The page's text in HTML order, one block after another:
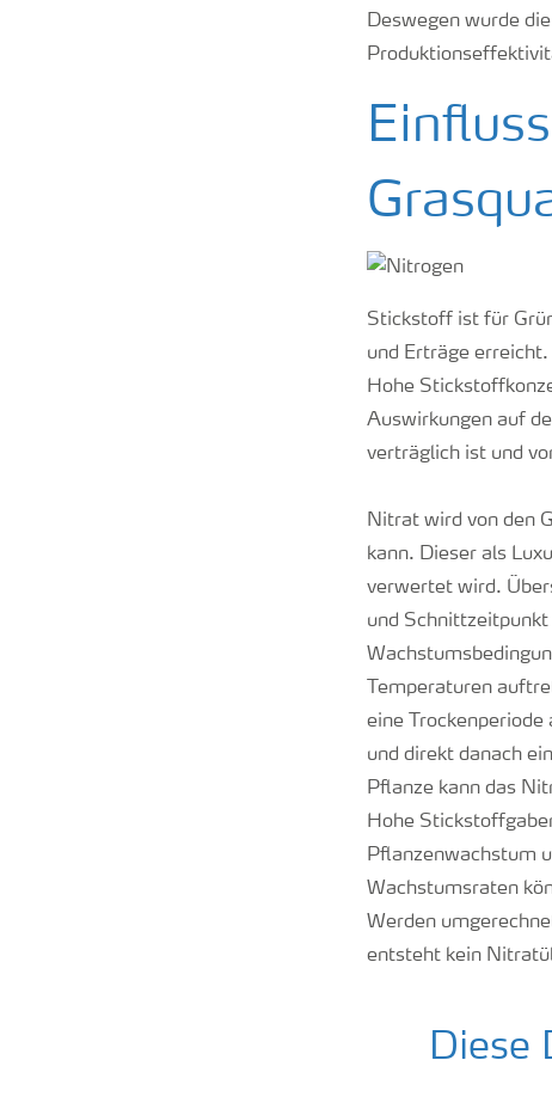
Deswegen wurde
Stickstoff ist für
und Erträge
Hohe
Auswirkungen auf
verträglich ist und
Nitrat wird von den
kann. Dieser als
verwertet wird.
und Schnittzeitpunkt
Temperaturen
eine
und direkt danach
Pflanze kann das
Hohe
Pflanzenwachstum
Wachstumsraten
Werden
entsteht kein
Diese